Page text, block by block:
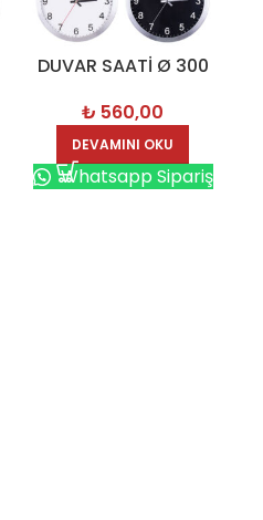
DUVAR SAATİ Ø 300
₺ 560,00
DEVAMINI OKU
Whatsapp Sipariş